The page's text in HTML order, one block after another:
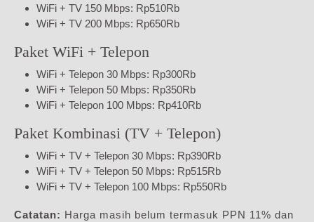
WiFi + TV 150 Mbps: Rp510Rb
WiFi + TV 200 Mbps: Rp650Rb
Paket WiFi + Telepon
WiFi + Telepon 30 Mbps: Rp300Rb
WiFi + Telepon 50 Mbps: Rp350Rb
WiFi + Telepon 100 Mbps: Rp410Rb
Paket Kombinasi (TV + Telepon)
WiFi + TV + Telepon 30 Mbps: Rp390Rb
WiFi + TV + Telepon 50 Mbps: Rp515Rb
WiFi + TV + Telepon 100 Mbps: Rp550Rb
Catatan: Harga masih belum termasuk PPN 11% dan